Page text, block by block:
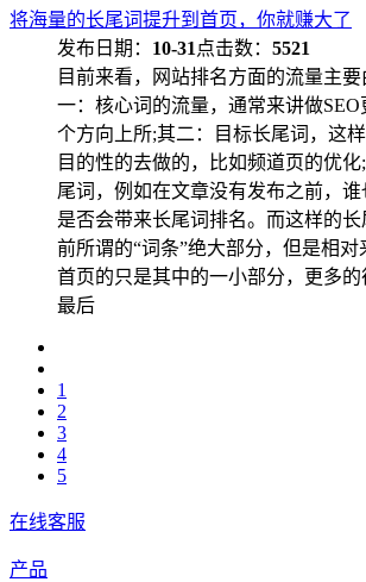
将海量的长尾词提升到首页，你就赚大了
发布日期： 10-31 点击数： 5521
目前来看，网站排名方面的流量主
一：核心词的流量，通常来讲做
个方向上所;其二：目标长尾词，这
目的性的去做的，比如频道页的优
尾词，例如在文章没有发布之前，
是否会带来长尾词排名。而这样的长
前所谓的“词条”绝大部分，但是相对
首页的只是其中的一小部分，更多的
最后
1
2
3
4
5
在线客服
产品